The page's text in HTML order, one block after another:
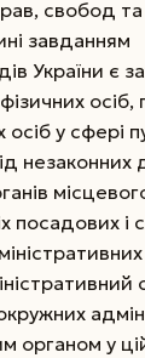
свобод та
завданням
України є
осіб,
у сфері
незаконних
посадових і
органом у